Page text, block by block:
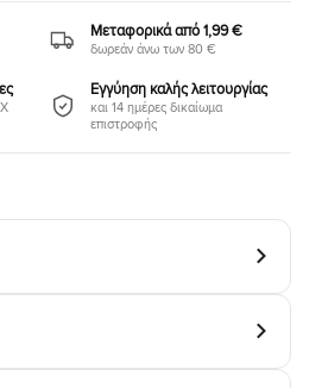
Μεταφορικά από 1,99 €
δωρεάν άνω των 80 €
Εγγύηση καλής λειτουργίας
και 14 ημέρες δικαίωμα
επιστροφής